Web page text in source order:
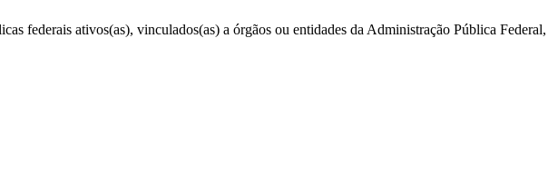
federais ativos(as), vinculados(as) a órgãos ou entidades da Administração Pública Federal,